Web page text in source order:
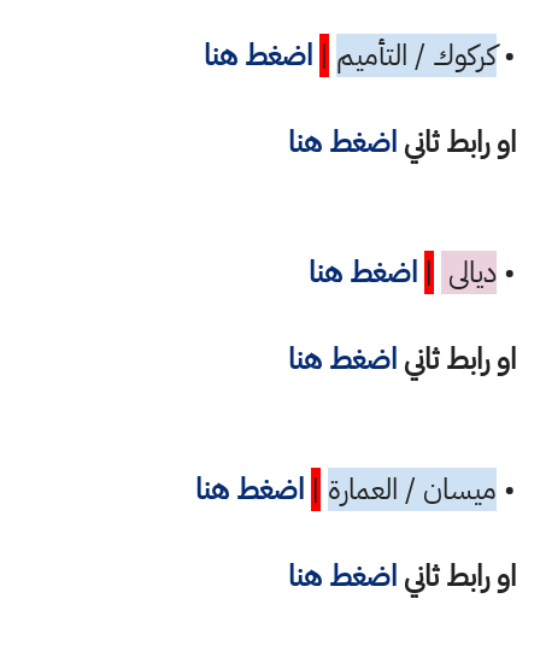
•كركوك / التأميم | اضغط هنا
او رابط ثانياضغط هنا
•ديالى | اضغط هنا
او رابط ثانياضغط هنا
• ميسان / العمارة | اضغط هنا
او رابط ثانياضغط هنا